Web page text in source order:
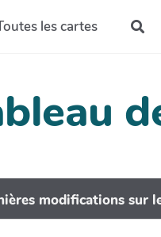
les cartes
modifications sur